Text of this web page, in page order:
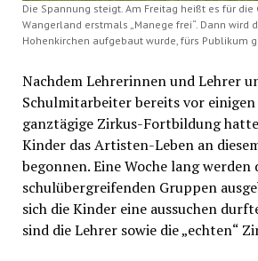
Die Spannung steigt. Am Freitag heißt es für
Wangerland erstmals „Manege frei“. Dann wird
Hohenkirchen aufgebaut wurde, fürs Publikum
Nachdem Lehrerinnen und Lehrer
Schulmitarbeiter bereits vor einigen
ganztägige Zirkus-Fortbildung
Kinder das Artisten-Leben an
begonnen. Eine Woche lang werden
schulübergreifenden Gruppen
sich die Kinder eine aussuchen
sind die Lehrer sowie die „echten“